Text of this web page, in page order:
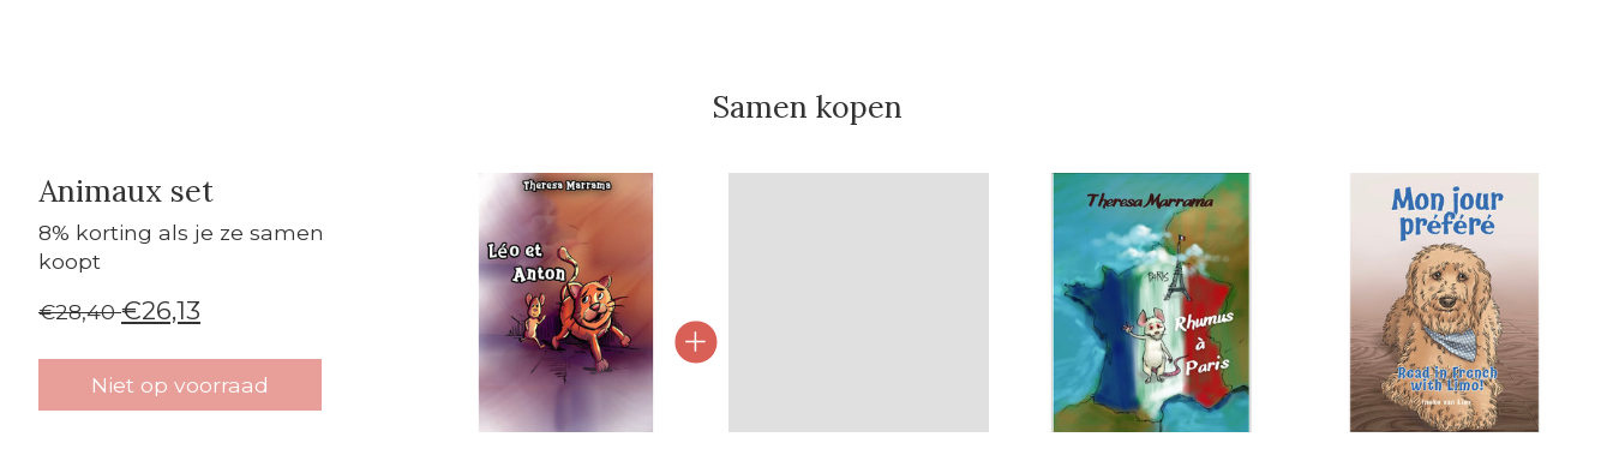
Samen kopen
Animaux set
8% korting als je ze samen
koopt
€28,40€26,13
Niet op voorraad
Carrousel van gebundelde producten